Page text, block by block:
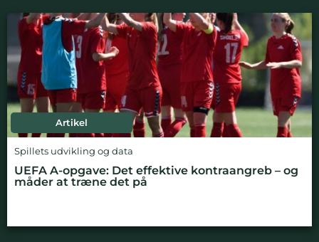
Artikel
Spillets udvikling og data
UEFA A-opgave: Det effektive kontraangreb – og
måder at træne det på